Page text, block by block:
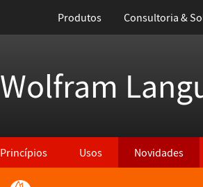
Produtos Consultoria &
Wolfram
Princípios Usos Novidades